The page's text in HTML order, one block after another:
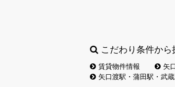
こだわり条件から
賃貸物件情報
矢
矢口渡駅・蒲田駅・武